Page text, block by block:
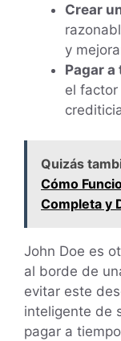
Crear
y
Pagar a
el factor
Quizás
Cómo
Completa y
John Doe es
al borde de
evitar este
inteligente de
pagar a